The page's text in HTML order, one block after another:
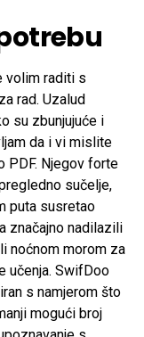
volim raditi s
rad. Uzalud
su zbunjujuće i
da i vi mislite
PDF. Njegov forte
sučelje,
puta susretao
značajno nadilazili
noćnom morom za
učenja. SwifDoo
s namjerom što
mogući broj